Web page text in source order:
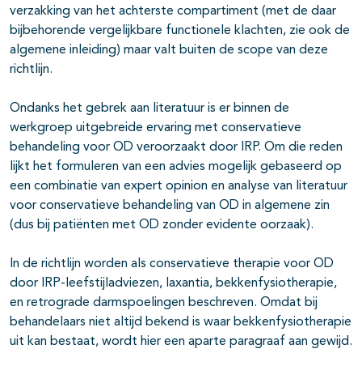
verzakking van het achterste compartiment (met de daar
bijbehorende vergelijkbare functionele klachten, zie ook de
algemene inleiding) maar valt buiten de scope van deze
richtlijn.
Ondanks het gebrek aan literatuur is er binnen de
werkgroep uitgebreide ervaring met conservatieve
behandeling voor OD veroorzaakt door IRP. Om die reden
lijkt het formuleren van een advies mogelijk gebaseerd op
een combinatie van expert opinion en analyse van literatuur
voor conservatieve behandeling van OD in algemene zin
(dus bij patiënten met OD zonder evidente oorzaak).
In de richtlijn worden als conservatieve therapie voor OD
door IRP-leefstijladviezen, laxantia, bekkenfysiotherapie,
en retrograde darmspoelingen beschreven. Omdat bij
behandelaars niet altijd bekend is waar bekkenfysiotherapie
uit kan bestaat, wordt hier een aparte paragraaf aan gewijd.